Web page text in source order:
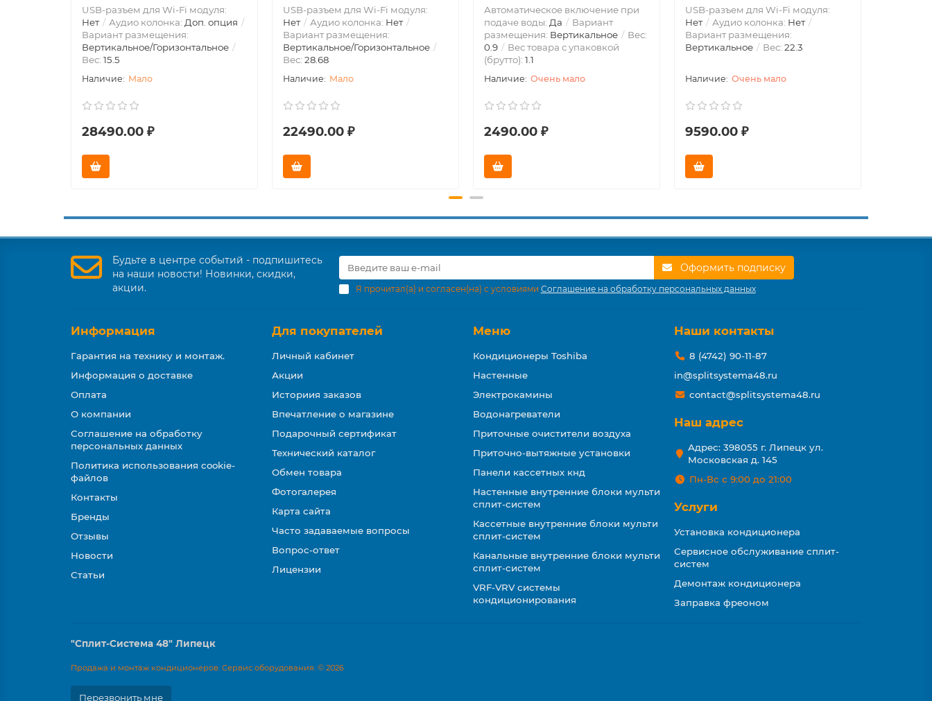
USB-разъем для Wi-Fi модуля:
Нет
Аудио колонка: Доп. опция
Вариант размещения:
Вертикальное/Горизонтальное
Вес: 15.5
Мало
28490.00 ₽
USB-разъем для Wi-Fi модуля:
Нет
Аудио колонка: Нет
Вариант размещения:
Вертикальное/Горизонтальное
Вес: 28.68
Мало
22490.00 ₽
Автоматическое включение при
подаче воды: Да
Вариант
размещения: Вертикальное
Вес:
0.9
Вес товара с упаковкой
(брутто): 1.1
Очень мало
2490.00 ₽
USB-разъем для Wi-Fi модуля:
Нет
Аудио колонка: Нет
Вариант размещения:
Вертикальное
Вес: 22.3
Очень мало
9590.00 ₽
Будьте в центре событий - подпишитесь
на наши новости! Новинки, скидки,
акции.
Оформить подписку
Я прочитал(а) и согласен(на) с условиями Соглашение на обработку персональных данных
Информация
Гарантия на технику и монтаж.
Информация о доставке
Оплата
О компании
Соглашение на обработку
персональных данных
Политика использования cookie-
файлов
Контакты
Бренды
Отзывы
Новости
Статьи
Для покупателей
Личный кабинет
Акции
Историия заказов
Впечатление о магазине
Подарочный сертификат
Технический каталог
Обмен товара
Фотогалерея
Карта сайта
Часто задаваемые вопросы
Вопрос-ответ
Лицензии
Меню
Кондиционеры Toshiba
Настенные
Электрокамины
Водонагреватели
Приточные очистители воздуха
Приточно-вытяжные установки
Панели кассетных кнд
Настенные внутренние блоки мульти
сплит-систем
Кассетные внутренние блоки мульти
сплит-систем
Канальные внутренние блоки мульти
сплит-систем
VRF-VRV системы
кондиционирования
Наши контакты
8 (4742) 90-11-87
in@splitsystema48.ru
contact@splitsystema48.ru
Наш адрес
Адрес: 398055 г. Липецк ул.
Московская д. 145
Пн-Вс с 9:00 до 21:00
Услуги
Установка кондиционера
Сервисное обслуживание сплит-
систем
Демонтаж кондиционера
Заправка фреоном
"Сплит-Система 48" Липецк
Продажа и монтаж кондиционеров. Сервис оборудования. © 2026
Перезвонить мне